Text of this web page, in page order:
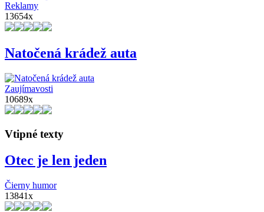
Reklamy
13654x
Natočená krádež auta
Zaujímavosti
10689x
Vtipné texty
Otec je len jeden
Čierny humor
13841x